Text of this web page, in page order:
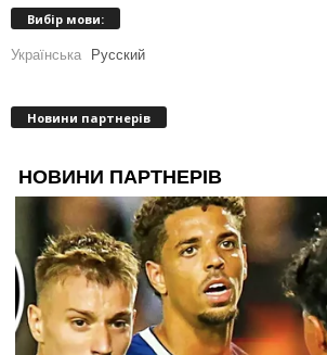
Вибір мови:
Українська Русский
Новини партнерів